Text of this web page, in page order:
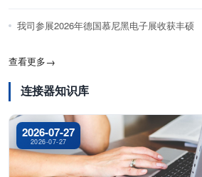
我司参展2026年德国慕尼黑电子展收获丰硕
查看更多→
连接器知识库
2026-07-27
2026-07-27